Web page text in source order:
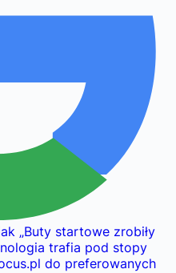
„Buty startowe zrobiły
trafia pod stopy
do preferowanych